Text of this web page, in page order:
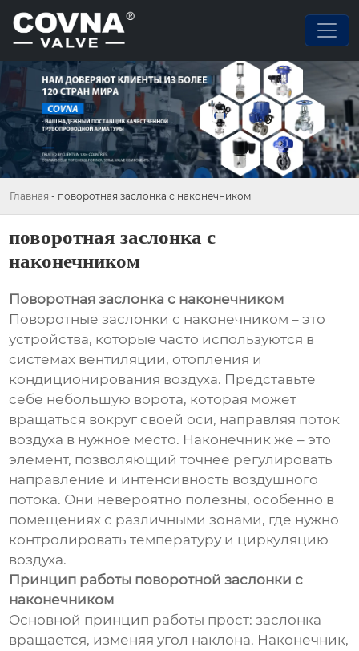
Главная - поворотная заслонка с наконечником
поворотная заслонка с
наконечником
Поворотная заслонка с наконечником
Поворотные заслонки с наконечником – это
устройства, которые часто используются в
системах вентиляции, отопления и
кондиционирования воздуха. Представьте
себе небольшую ворота, которая может
вращаться вокруг своей оси, направляя поток
воздуха в нужное место. Наконечник же – это
элемент, позволяющий точнее регулировать
направление и интенсивность воздушного
потока. Они невероятно полезны, особенно в
помещениях с различными зонами, где нужно
контролировать температуру и циркуляцию
воздуха.
Принцип работы поворотной заслонки с
наконечником
Основной принцип работы прост: заслонка
вращается, изменяя угол наклона. Наконечник,